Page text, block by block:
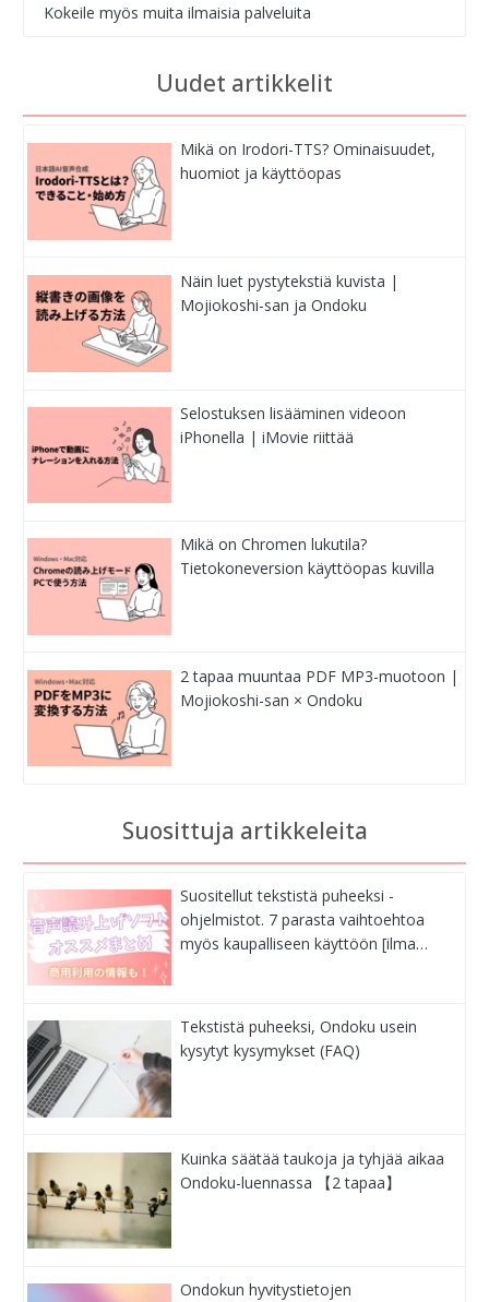
Kokeile myös muita ilmaisia palveluita
Uudet artikkelit
Mikä on Irodori-TTS? Ominaisuudet,
huomiot ja käyttöopas
Näin luet pystytekstiä kuvista |
Mojiokoshi-san ja Ondoku
Selostuksen lisääminen videoon
iPhonella | iMovie riittää
Mikä on Chromen lukutila?
Tietokoneversion käyttöopas kuvilla
2 tapaa muuntaa PDF MP3-muotoon |
Mojiokoshi-san × Ondoku
Suosittuja artikkeleita
Suositellut tekstistä puheeksi -
ohjelmistot. 7 parasta vaihtoehtoa
myös kaupalliseen käyttöön [ilma…
Tekstistä puheeksi, Ondoku usein
kysytyt kysymykset (FAQ)
Kuinka säätää taukoja ja tyhjää aikaa
Ondoku-luennassa 【2 tapaa】
Ondokun hyvitystietojen